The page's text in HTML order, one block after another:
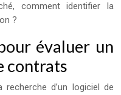
comment identifier la
?
évaluer un
contrats
d’un logiciel de